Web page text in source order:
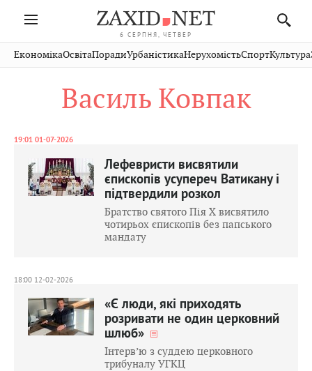
6 СЕРПНЯ, ЧЕТВЕР
Івано-
Франківськ
Волинь
Рівне
Чернівці
Стрий
Хмельницький
Публікації
Авто СловкоКультура
Кіно Дім СпортКраєзнавство
ЕкономікаОсвітаПорадиУрбаністикаНерухомістьСпортКультура
Василь Ковпак
19:01 01-07-2026
Лефевристи висвятили
єпископів усупереч Ватикану і
підтвердили розкол
Братство святого Пія Х висвятило
чотирьох єпископів без папського
мандату
18:00 12-02-2026
«Є люди, які приходять
розривати не один церковний
шлюб»
Інтерв’ю з суддею церковного
трибуналу УГКЦ